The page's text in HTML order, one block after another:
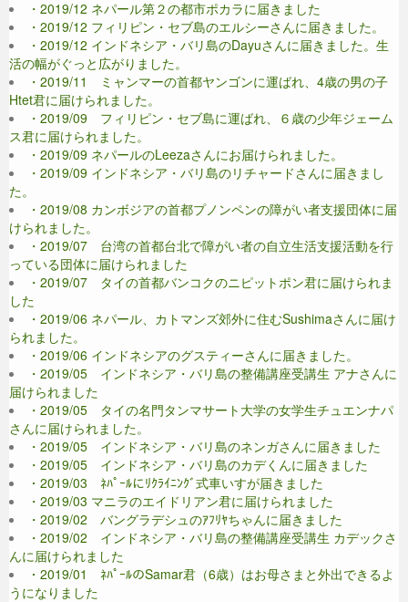
・2019/12 ネパール第２の都市ポカラに届きました
・2019/12 フィリピン・セブ島のエルシーさんに届きました。
・2019/12 インドネシア・バリ島のDayuさんに届きました。生
活の幅がぐっと広がりました。
・2019/11 ミャンマーの首都ヤンゴンに運ばれ、4歳の男の子
Htet君に届けられました。
・2019/09 フィリピン・セブ島に運ばれ、６歳の少年ジェーム
ス君に届けられました。
・2019/09 ネパールのLeezaさんにお届けられました。
・2019/09 インドネシア・バリ島のリチャードさんに届きまし
た。
・2019/08 カンボジアの首都プノンペンの障がい者支援団体に届
けられました。
・2019/07 台湾の首都台北で障がい者の自立生活支援活動を行
っている団体に届けられました
・2019/07 タイの首都バンコクのニピットポン君に届けられま
した
・2019/06 ネパール、カトマンズ郊外に住むSushimaさんに届け
られました。
・2019/06 インドネシアのグスティーさんに届きました。
・2019/05 インドネシア・バリ島の整備講座受講生 アナさんに
届けられました
・2019/05 タイの名門タンマサート大学の女学生チュエンナパ
さんに届けられました。
・2019/05 インドネシア・バリ島のネンガさんに届きました
・2019/05 インドネシア・バリ島のカデくんに届きました
・2019/03 ﾈﾊﾟｰﾙにﾘｸﾗｲﾆﾝｸﾞ式車いすが届きました
・2019/03 マニラのエイドリアン君に届けられました
・2019/02 バングラデシュのｱﾌﾘﾔちゃんに届きました
・2019/02 インドネシア・バリ島の整備講座受講生 カデックさ
んに届けられました
・2019/01 ﾈﾊﾟｰﾙのSamar君（6歳）はお母さまと外出できるよ
うになりました